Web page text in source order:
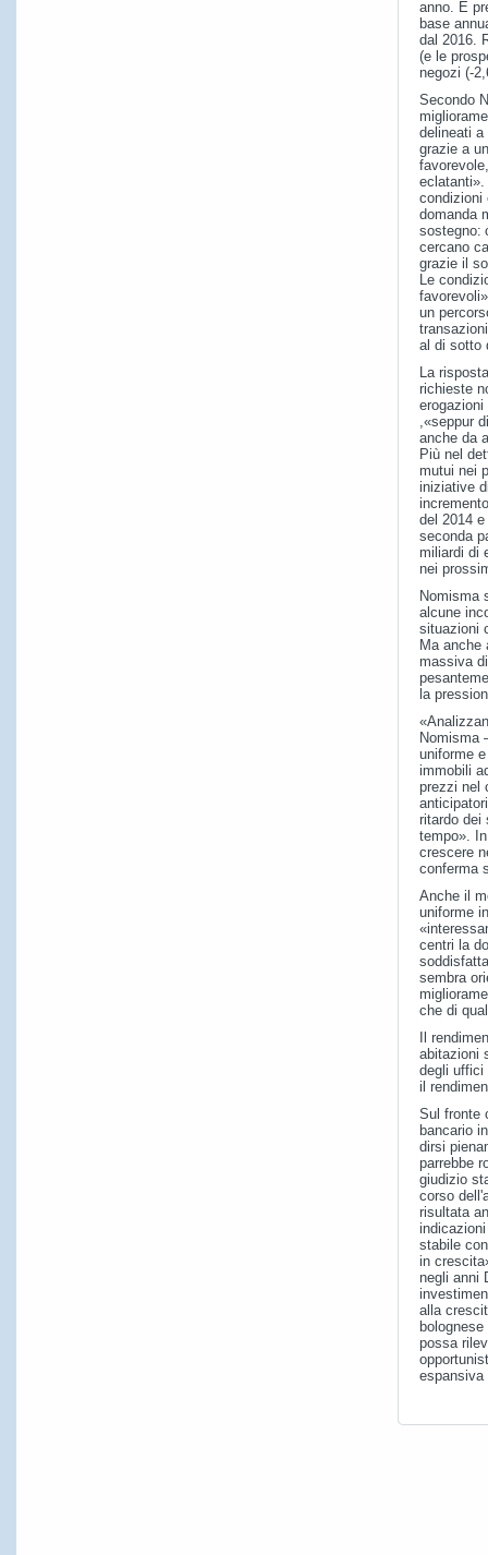
anno. E
base
dal 2016.
(e le
negozi (-
Secondo
delineati a
grazie a
condizioni
domanda
sostegno:
cercano
grazie il
Le
un
al di sotto
La
richieste
,«seppur
anche da
Più nel
mutui nei
iniziative
del 2014
seconda
miliardi di
nei
Nomisma
alcune
situazioni
Ma
massiva
la
Nomisma
uniforme
immobili
prezzi nel
ritardo dei
tempo».
crescere
conferma
Anche il
uniforme
centri la
sembra
che di
Il
abitazioni
degli uffici
il
Sul fronte
bancario
dirsi
parrebbe
giudizio
corso
risultata
stabile
in
negli anni
alla
possa
espansiva